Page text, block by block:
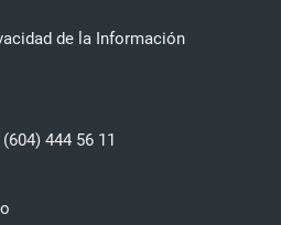
de la Información
444 56 11